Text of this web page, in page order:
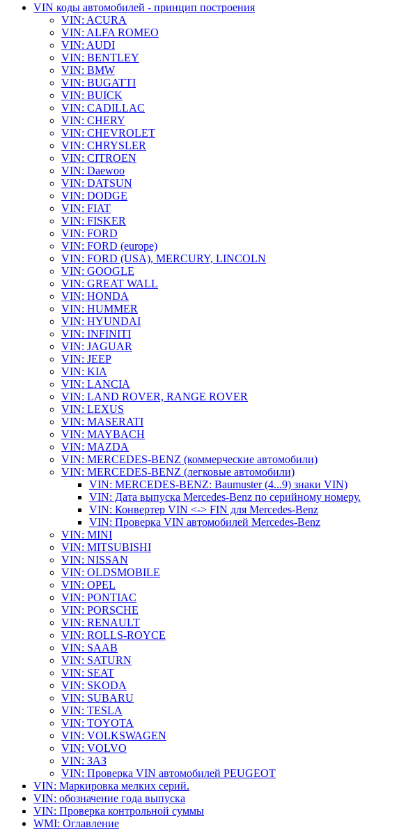
VIN коды автомобилей - принцип построения
VIN: ACURA
VIN: ALFA ROMEO
VIN: AUDI
VIN: BENTLEY
VIN: BMW
VIN: BUGATTI
VIN: BUICK
VIN: CADILLAC
VIN: CHERY
VIN: CHEVROLET
VIN: CHRYSLER
VIN: CITROEN
VIN: Daewoo
VIN: DATSUN
VIN: DODGE
VIN: FIAT
VIN: FISKER
VIN: FORD
VIN: FORD (europe)
VIN: FORD (USA), MERCURY, LINCOLN
VIN: GOOGLE
VIN: GREAT WALL
VIN: HONDA
VIN: HUMMER
VIN: HYUNDAI
VIN: INFINITI
VIN: JAGUAR
VIN: JEEP
VIN: KIA
VIN: LANCIA
VIN: LAND ROVER, RANGE ROVER
VIN: LEXUS
VIN: MASERATI
VIN: MAYBACH
VIN: MAZDA
VIN: MERCEDES-BENZ (коммерческие автомобили)
VIN: MERCEDES-BENZ (легковые автомобили)
VIN: MERCEDES-BENZ: Baumuster (4...9) знаки VIN)
VIN: Дата выпуска Mercedes-Benz по серийному номеру.
VIN: Конвертер VIN <-> FIN для Mercedes-Benz
VIN: Проверка VIN автомобилей Mercedes-Benz
VIN: MINI
VIN: MITSUBISHI
VIN: NISSAN
VIN: OLDSMOBILE
VIN: OPEL
VIN: PONTIAC
VIN: PORSCHE
VIN: RENAULT
VIN: ROLLS-ROYCE
VIN: SAAB
VIN: SATURN
VIN: SEAT
VIN: SKODA
VIN: SUBARU
VIN: TESLA
VIN: TOYOTA
VIN: VOLKSWAGEN
VIN: VOLVO
VIN: ЗАЗ
VIN: Проверка VIN автомобилей PEUGEOT
VIN: Маркировка мелких серий.
VIN: обозначение года выпуска
VIN: Проверка контрольной суммы
WMI: Оглавление